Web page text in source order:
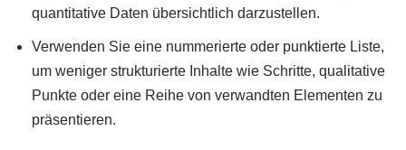
quantitative Daten übersichtlich darzustellen.
Verwenden Sie eine nummerierte oder punktierte Liste,
um weniger strukturierte Inhalte wie Schritte, qualitative
Punkte oder eine Reihe von verwandten Elementen zu
präsentieren.